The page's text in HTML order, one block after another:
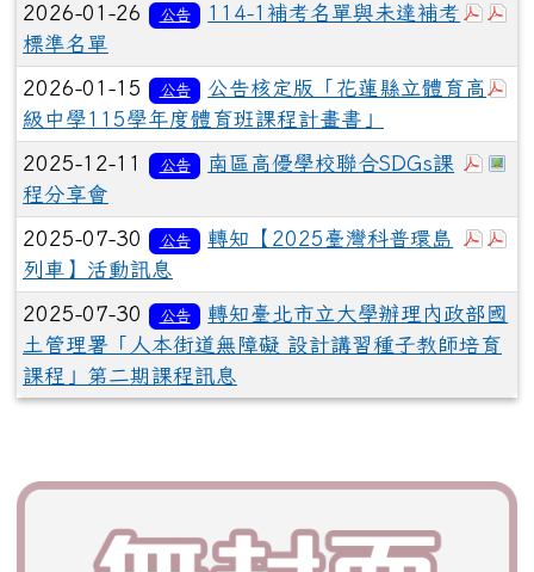
於
2026-01-26 公告
114-1補考名單與未達補考
標準名單
2026-01-15 公告
公告核定版「花蓮縣立體育高
級中學115學年度體育班課程計畫書」
於
2025-12-11 公告
南區高優學校聯合SDGs課
程分享會
於
2025-07-30 公告
轉知【2025臺灣科普環島
列車】活動訊息
2025-07-30 公告
轉知臺北市立大學辦理內政部國
土管理署「人本街道無障礙 設計講習種子教師培育
課程」第二期課程訊息